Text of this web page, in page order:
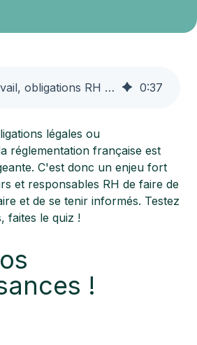
Droit du travail, obligations RH en 2021 : testez vos connaissances ! 0:37
légales ou
réglementation française est
C'est donc un enjeu fort
et responsables RH de faire de
et de se tenir informés. Testez
faites le quiz !
!